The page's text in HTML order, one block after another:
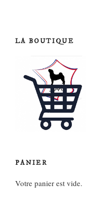
LA BOUTIQUE
PANIER
Votre panier est vide.